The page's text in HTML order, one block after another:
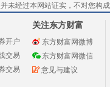
未经过本网站证实，不对您构
开户
交易
交易
关注东方财富
东方财富网微博
东方财富网微信
意见与建议